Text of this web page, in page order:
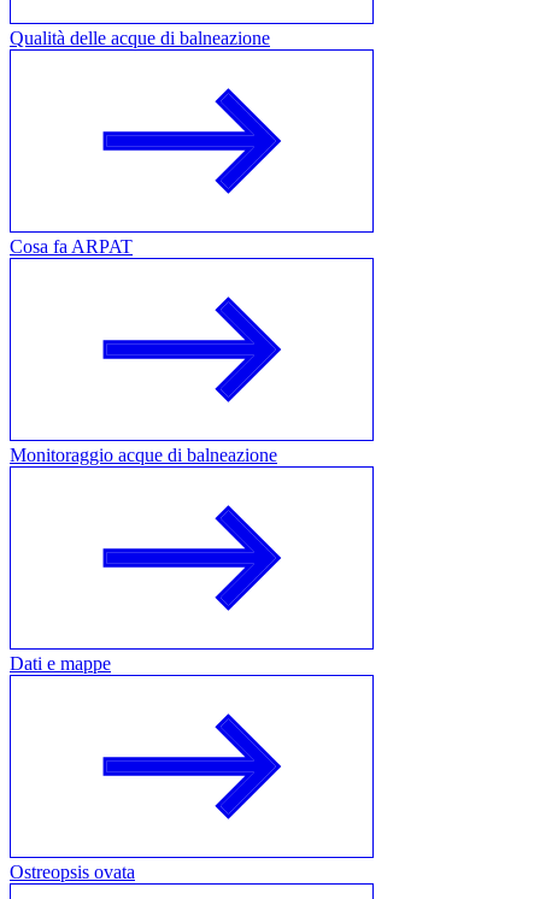
Qualità delle acque di balneazione
Cosa fa ARPAT
Monitoraggio acque di balneazione
Dati e mappe
Ostreopsis ovata